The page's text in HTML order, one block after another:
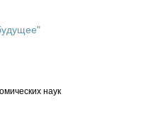
наук